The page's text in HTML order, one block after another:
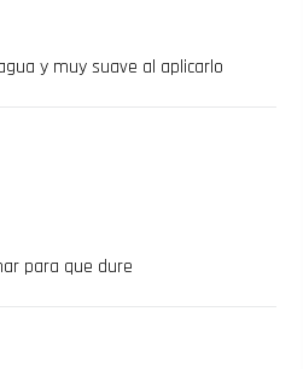
y muy suave al aplicarlo
para que dure